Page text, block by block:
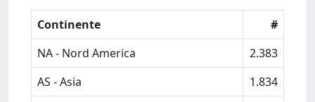
Continente
#
NA - Nord America
2.383
AS - Asia
1.834